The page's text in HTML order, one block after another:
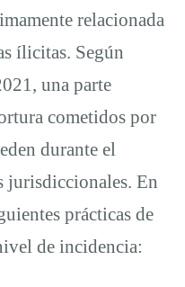
relacionada
ílicitas. Según
una parte
cometidos por
durante el
jurisdiccionales. En
prácticas de
de incidencia: